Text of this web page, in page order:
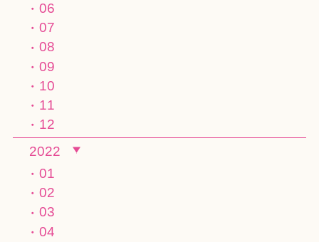
06
07
08
09
10
11
12
2022
01
02
03
04